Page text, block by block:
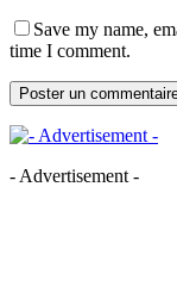
Save my name,
time I comment.
- Advertisement -